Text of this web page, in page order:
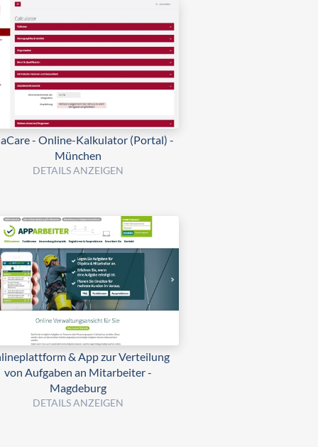
- Online-Kalkulator (Portal) -
München
DETAILS ANZEIGEN
& App zur Verteilung
von Aufgaben an Mitarbeiter -
Magdeburg
DETAILS ANZEIGEN